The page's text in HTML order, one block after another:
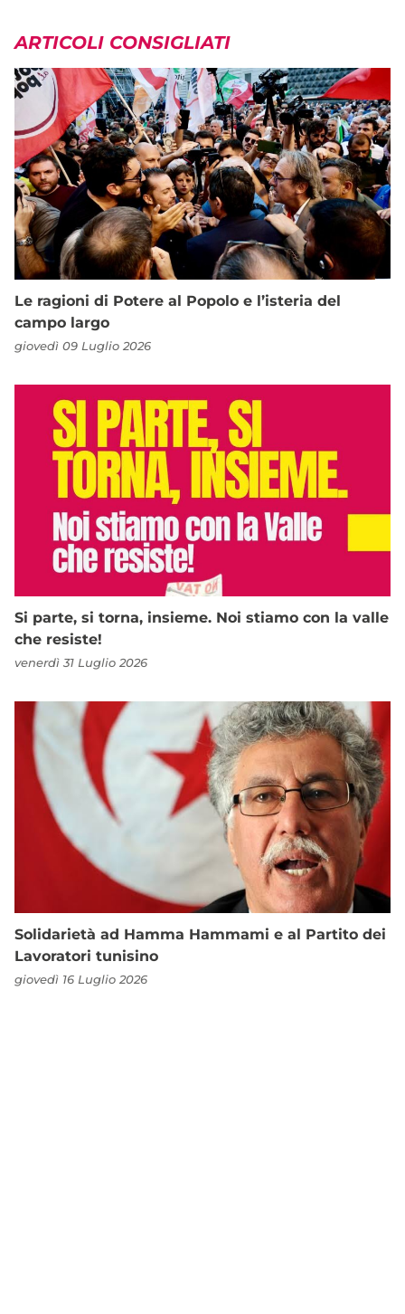
ARTICOLI CONSIGLIATI
Le ragioni di Potere al Popolo e l’isteria del
campo largo
giovedì 09 Luglio 2026
Si parte, si torna, insieme. Noi stiamo con la valle
che resiste!
venerdì 31 Luglio 2026
Solidarietà ad Hamma Hammami e al Partito dei
Lavoratori tunisino
giovedì 16 Luglio 2026